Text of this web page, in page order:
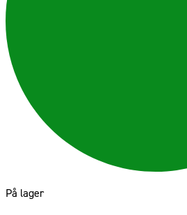
På lager